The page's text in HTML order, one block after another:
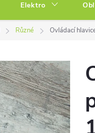
Elektro
Různé Ovládací